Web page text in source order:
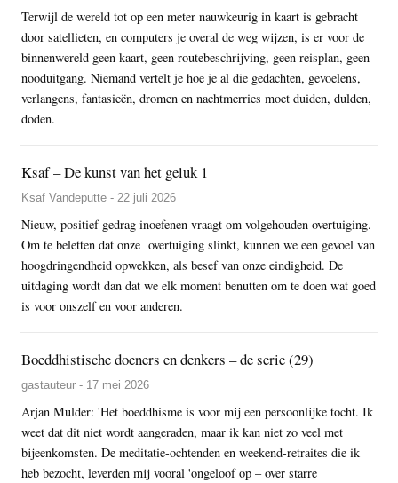
Terwijl de wereld tot op een meter nauwkeurig in kaart is gebracht
door satellieten, en computers je overal de weg wijzen, is er voor de
binnenwereld geen kaart, geen routebeschrijving, geen reisplan, geen
nooduitgang. Niemand vertelt je hoe je al die gedachten, gevoelens,
verlangens, fantasieën, dromen en nachtmerries moet duiden, dulden,
doden.
Ksaf – De kunst van het geluk 1
Ksaf Vandeputte - 22 juli 2026
Nieuw, positief gedrag inoefenen vraagt om volgehouden overtuiging.
Om te beletten dat onze overtuiging slinkt, kunnen we een gevoel van
hoogdringendheid opwekken, als besef van onze eindigheid. De
uitdaging wordt dan dat we elk moment benutten om te doen wat goed
is voor onszelf en voor anderen.
Boeddhistische doeners en denkers – de serie (29)
gastauteur - 17 mei 2026
Arjan Mulder: 'Het boeddhisme is voor mij een persoonlijke tocht. Ik
weet dat dit niet wordt aangeraden, maar ik kan niet zo veel met
bijeenkomsten. De meditatie-ochtenden en weekend-retraites die ik
heb bezocht, leverden mij vooral 'ongeloof op – over starre